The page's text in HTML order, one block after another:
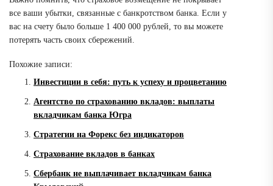
все ваши убытки, связанные с банкротством банка. Если у
вас на счету было больше 1 400 000 рублей, то вы можете
потерять часть своих сбережений.
Похожие записи:
Инвестиции в себя: путь к успеху и процветанию
Агентство по страхованию вкладов: выплаты
вкладчикам банка Югра
Стратегии на Форекс без индикаторов
Страхование вкладов в банках
Сбербанк не выплачивает вкладчикам банка